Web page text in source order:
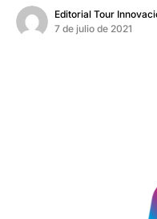
Editorial Tour
7 de julio de 2021